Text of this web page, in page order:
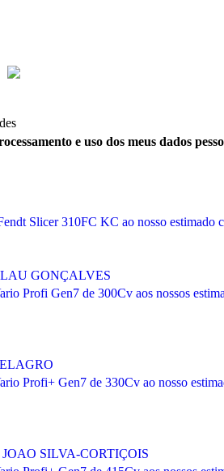
e uso dos meus dados
Slicer 310FC KC ao nosso
GONÇALVES
Profi Gen7 de 300Cv aos nossos
Profi+ Gen7 de 330Cv ao nosso
SILVA-CORTIÇOIS